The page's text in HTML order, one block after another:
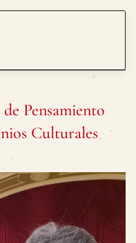
Pensamiento
Culturales